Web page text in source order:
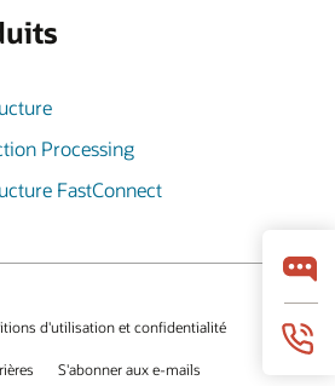
Processing
FastConnect
d'utilisation et confidentialité
S'abonner aux e-mails